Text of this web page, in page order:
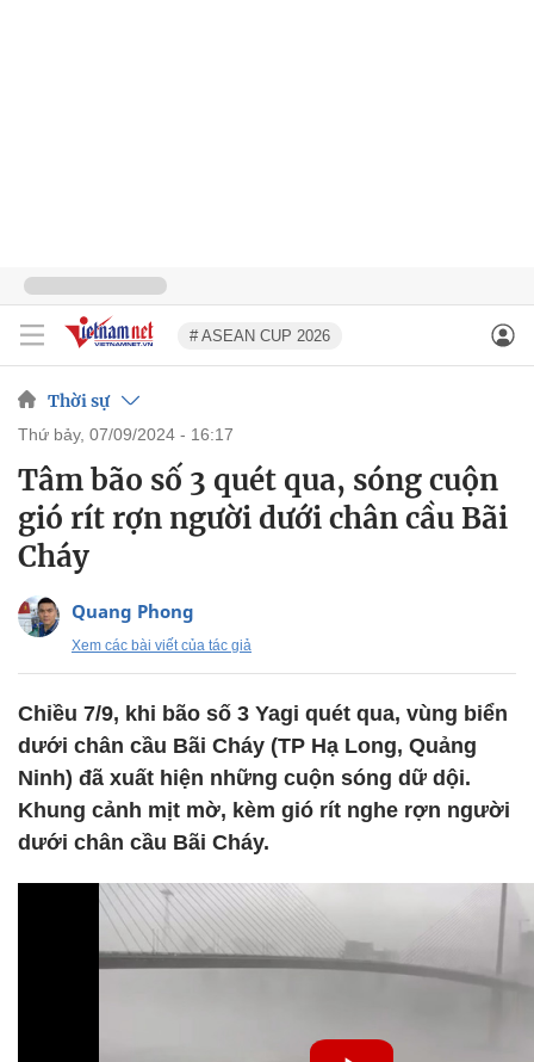
# ASEAN CUP 2026
Thời sự
thứ bảy, 07/09/2024 - 16:17
Tâm bão số 3 quét qua, sóng cuộn
gió rít rợn người dưới chân cầu Bãi
Cháy
Quang Phong
Xem các bài viết của tác giả
Chiều 7/9, khi bão số 3 Yagi quét qua, vùng biển
dưới chân cầu Bãi Cháy (TP Hạ Long, Quảng
Ninh) đã xuất hiện những cuộn sóng dữ dội.
Khung cảnh mịt mờ, kèm gió rít nghe rợn người
dưới chân cầu Bãi Cháy.